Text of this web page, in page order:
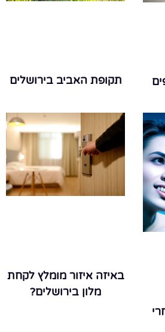
תקופת האביב בירושלים
באיזה איזור מומלץ לקחת
מלון בירושלים?